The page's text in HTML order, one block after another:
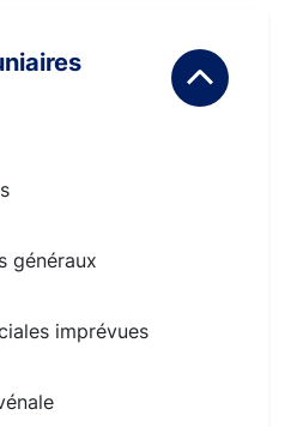
généraux
imprévues